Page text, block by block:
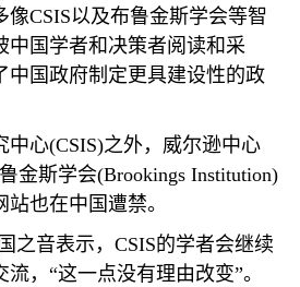
像CSIS以及布鲁金斯学会等智
中国学者和决策者阅读和采
中国政府制定更具建设性的政
中心(CSIS)之外，威尔逊中心
金斯学会(Brookings Institution)
也在中国遭禁。
之音表示， CSIS的学者会继续
，“这一点没有理由改变”。